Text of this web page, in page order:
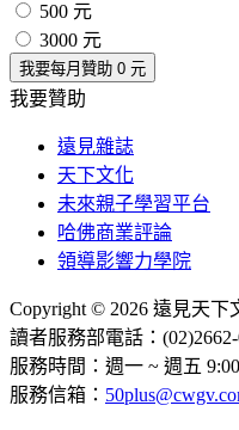
500 元
3000 元
我要每月贊助 0 元
我要贊助
遠見雜誌
天下文化
未來親子學習平台
哈佛商業評論
領導影響力學院
Copyright © 2026 遠見天下
讀者服務部電話：(02)2662-
服務時間：週一 ~ 週五
服務信箱：